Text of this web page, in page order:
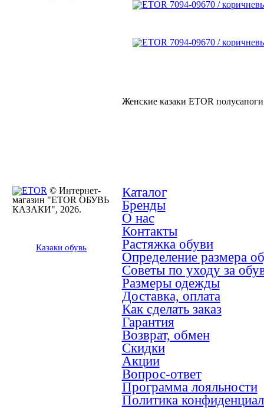
Женские казаки ETOR
© Интернет-
магазин "ETOR ОБУВЬ
КАЗАКИ", 2026.
Казаки обувь
Каталог
Бренды
О нас
Контакты
Растяжка обуви
Определение размера
Советы по уходу за
Размеры одежды
Доставка, оплата
Как сделать заказ
Гарантия
Возврат, обмен
Скидки
Акции
Вопрос-ответ
Программа лояльности
Политика